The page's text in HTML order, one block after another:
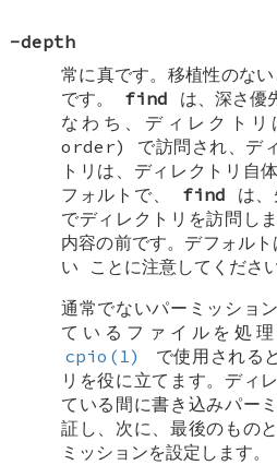
-depth
常に真です。移植性のな
です。 find は、深さ優
なわち、ディレクト
order) で訪問され、デ
トリは、ディレクトリ自
フォルトで、 find は
でディレクトリを訪問し
内容の前です。デフォル
い ことに注意してください
通常でないパーミッショ
ているファイルを処
cpio(1)
で使用される
リを役に立てます。ディ
ている間に書き込みパー
証し、次に、最後のもの
ミッションを設定します。